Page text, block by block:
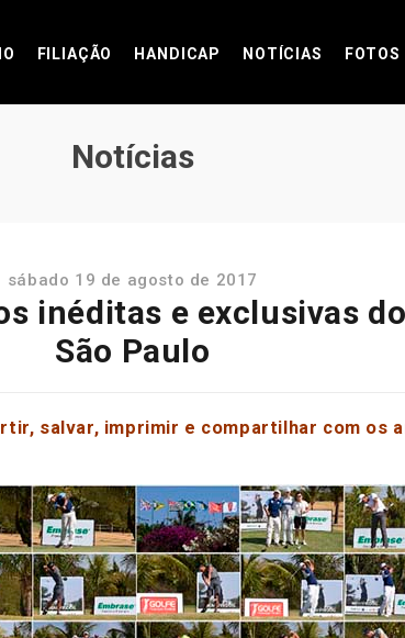
FILIAÇÃO HANDICAP NOTÍCIAS FOTOS
Notícias
sábado 19 de agosto de 2017
inéditas e exclusivas
São Paulo
salvar, imprimir e compartilhar com os